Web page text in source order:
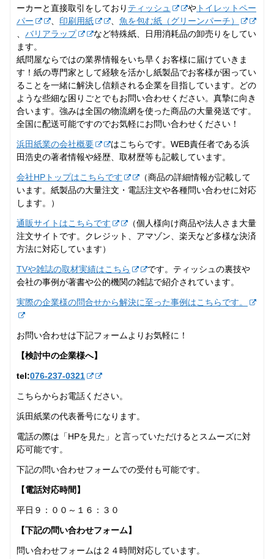
ーカーと直接取引をしており ティッシュ や トイレットペー
パー
、 印刷用紙 、 魚を包む紙（グリーンパーチ）
、 バリアラップ
など特殊紙、日用消耗品の卸売りをしてい
ます。
紙問屋ならではの業界情報をいち早くお客様に届けていきま
す！紙の専門家として経験を活かし紙製品でお客様が困ってい
ることを一緒に解決し信頼される企業を目指しています。どの
ような些細な困りごとでもお問い合わせください。真摯に向き
合います。強みは全国の物流網を使った商品の大量発送です。
全国に配送可能ですのでお気軽にお問い合わせください！
浜田紙業の会社概要
はこちらです。WEB責任者である浜
田浩史の著者情報や経歴、取材歴等も記載しています。
会社HPトップはこちらです
（商品の詳細情報が記載して
います。紙製品の大量注文・電話注文や各種問い合わせに対応
します。）
通販サイトはこちらです
（個人様向け商品や法人さま大量
注文サイトです。クレジット、アマゾン、楽天など多様な決済
方法に対応しています）
TVや雑誌の取材実績はこちら
です。ティッシュの裏技や
会社の事例が著書や公的機関の雑誌で紹介されています。
実際の企業様の問合せから解決に至った事例はこちらです。
お問い合わせは下記フォームよりお気軽に！
【検討中の企業様へ】
tel:076-237‐0321
こちらからお電話ください。
浜田紙業の代表番号になります。
電話の際は「HPを見た」と言っていただけるとスムーズに対
応可能です。
下記の問い合わせフォームでの受付も可能です。
【電話対応時間】
平日９：００～１６：３０
【下記の問い合わせフォーム】
問い合わせフォームは２４時間対応しています。